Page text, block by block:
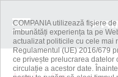
COMPANIA utilizează fişiere
îmbunătăți experiența ta pe
actualizat politicile cu cele mai
Regulamentul (UE) 2016/679
ce privește prelucrarea datelor
circulație a acestor date.